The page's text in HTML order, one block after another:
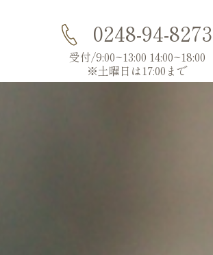
0248-94-8273
受付/9:00~13:00 14:00~18:00
※土曜日は17:00まで